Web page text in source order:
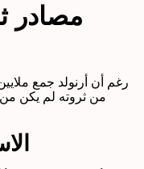
مصادر
رغم أن أرنولد جمع ملايين
من ثروته لم يكن
1.